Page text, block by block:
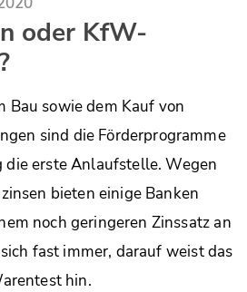
oder KfW-
Bau sowie dem Kauf von
sind die Förderprogramme
erste Anlaufstelle. Wegen
bieten einige Banken
noch geringeren Zinssatz an
fast immer, darauf weist das
hin.